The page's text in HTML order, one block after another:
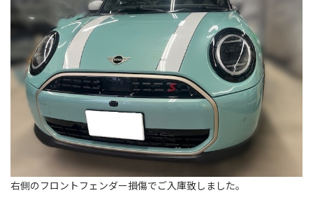
右側のフロントフェンダー損傷でご入庫致しました。